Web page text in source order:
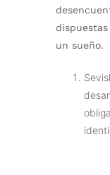
un sueño.